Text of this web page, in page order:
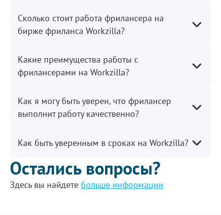
Оценка состояния гаража и территори
500
Сколько стоит работа фрилансера на
бирже фриланса Workzilla?
Какие преимущества работы с
фрилансерами на Workzilla?
Как я могу быть уверен, что фрилансер
выполнит работу качественно?
Как быть уверенным в сроках на Workzilla?
Остались вопросы?
Здесь вы найдете больше информации